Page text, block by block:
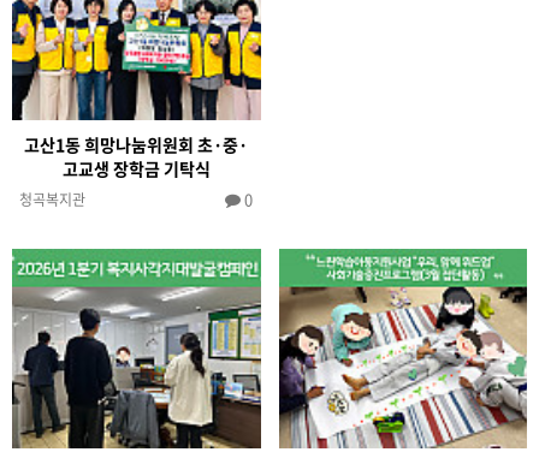
고산1동 희망나눔위원회 초·중·
고교생 장학금 기탁식
청곡복지관 0